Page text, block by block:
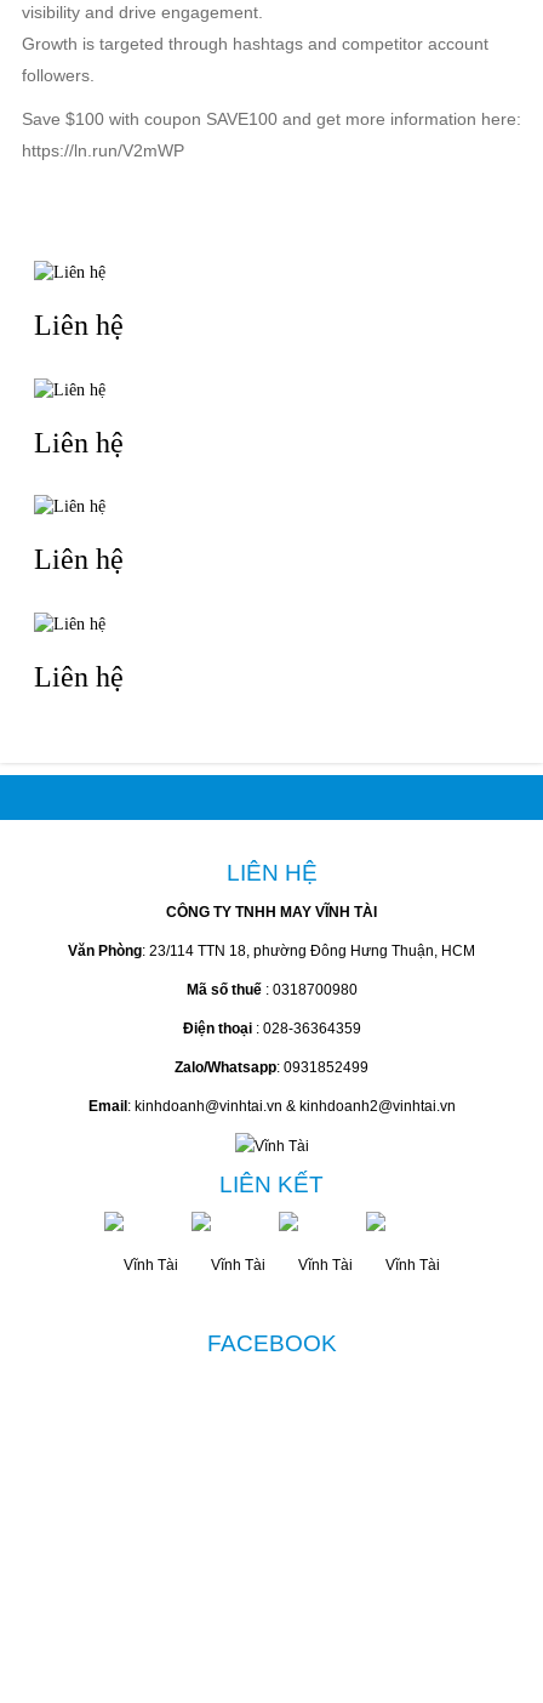
visibility and drive engagement.
Growth is targeted through hashtags and competitor account
followers.
Save $100 with coupon SAVE100 and get more information here:
https://ln.run/V2mWP
Liên hệ
Liên hệ
Liên hệ
Liên hệ
LIÊN HỆ
CÔNG TY TNHH MAY VĨNH TÀI
Văn Phòng: 23/114 TTN 18, phường Đông Hưng Thuận, HCM
Mã số thuế : 0318700980
Điện thoại : 028-36364359
Zalo/Whatsapp: 0931852499
Email : kinhdoanh@vinhtai.vn & kinhdoanh2@vinhtai.vn
LIÊN KẾT
FACEBOOK